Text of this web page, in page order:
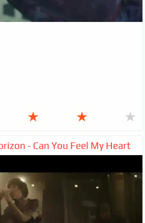
★ ★ ★
- Can You Feel My Heart